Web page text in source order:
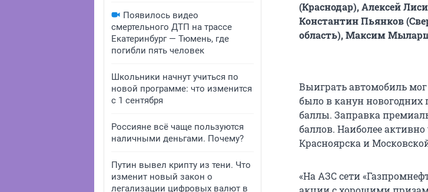
Появилось видео
смертельного ДТП на трассе
Екатеринбург — Тюмень, где
погибли пять человек
Школьники начнут учиться по
новой программе: что изменится
с 1 сентября
Россияне всё чаще пользуются
наличными деньгами. Почему?
Путин вывел крипту из тени. Что
изменит новый закон о
легализации цифровых валют в
(Краснодар), Алексей
Константин Пьянков
область), Максим
Выиграть автомобиль
было в канун новогодних
баллы. Заправка
баллов. Наиболее
Красноярска и
«На АЗС сети